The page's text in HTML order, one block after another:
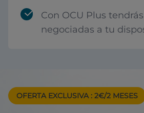
Con OCU Plus
negociadas a tu
OFERTA EXCLUSIVA : 2€/2 MESES